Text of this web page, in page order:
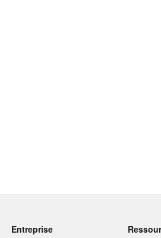
Entreprise